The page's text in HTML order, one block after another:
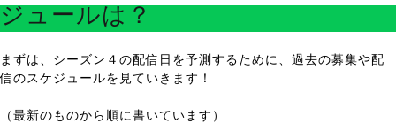
ジュールは？
まずは、シーズン４の配信日を予測するために、過去の募集や配
信のスケジュールを見ていきます！
（最新のものから順に書いています）